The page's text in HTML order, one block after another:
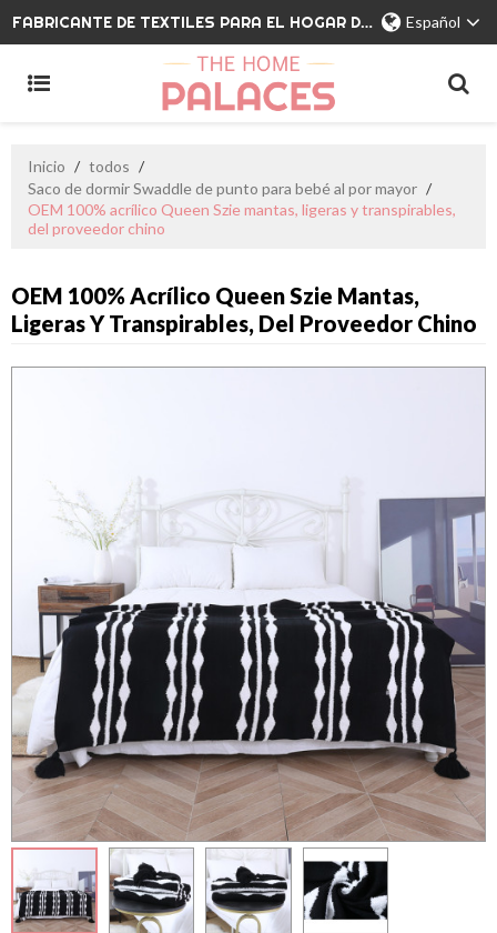
FABRICANTE DE TEXTILES PARA EL HOGAR DE MARCA PRIVADA Español
Inicio / todos /
Saco de dormir Swaddle de punto para bebé al por mayor /
OEM 100% acrílico Queen Szie mantas, ligeras y transpirables,
del proveedor chino
OEM 100% Acrílico Queen Szie Mantas,
Ligeras Y Transpirables, Del Proveedor Chino